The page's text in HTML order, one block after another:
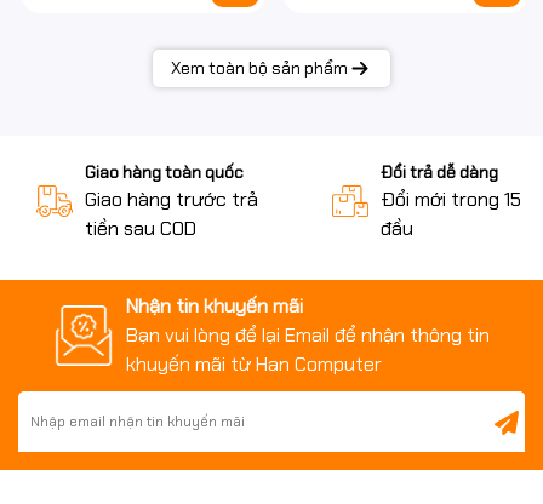
Xem toàn bộ sản phẩm
Giao hàng toàn quốc
Giao hàng trước trả
tiền sau COD
Đổi trả dễ dàng
Đổi mới trong 15
đầu
Nhận tin khuyến mãi
Bạn vui lòng để lại Email để nhận thông tin
khuyến mãi từ Han Computer